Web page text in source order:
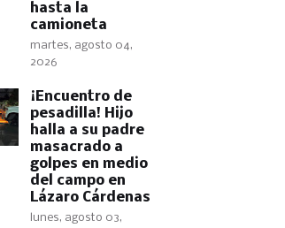
hasta la
camioneta
martes, agosto 04,
2026
​¡Encuentro de
pesadilla! Hijo
halla a su padre
masacrado a
golpes en medio
del campo en
Lázaro Cárdenas
lunes, agosto 03,